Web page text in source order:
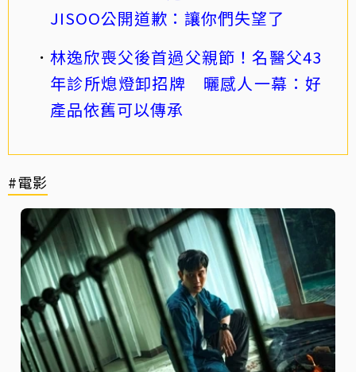
JISOO公開道歉：讓你們失望了
林逸欣喪父後首過父親節！名醫父43
年診所熄燈卸招牌 曬感人一幕：好
產品依舊可以傳承
#電影